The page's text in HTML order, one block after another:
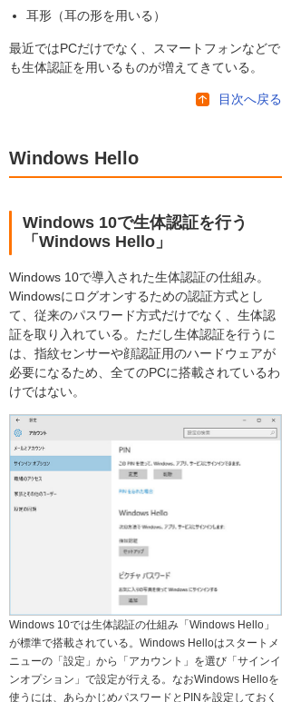
耳形（耳の形を用いる）
最近ではPCだけでなく、スマートフォンなどで
も生体認証を用いるものが増えてきている。
目次へ戻る
Windows Hello
Windows 10で生体認証を行う
「Windows Hello」
Windows 10で導入された生体認証の仕組み。
Windowsにログオンするための認証方式とし
て、従来のパスワード方式だけでなく、生体認
証を取り入れている。ただし生体認証を行うに
は、指紋センサーや顔認証用のハードウェアが
必要になるため、全てのPCに搭載されているわ
けではない。
Windows 10では生体認証の仕組み「Windows Hello」
が標準で搭載されている。Windows Helloはスタートメ
ニューの「設定」から「アカウント」を選び「サインイ
ンオプション」で設定が行える。なおWindows Helloを
使うには、あらかじめパスワードとPINを設定しておく